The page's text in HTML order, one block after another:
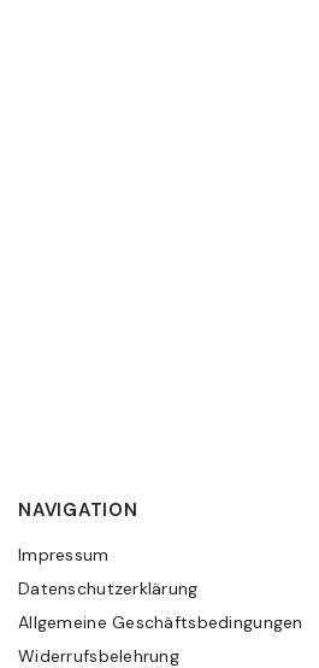
NAVIGATION
Impressum
Datenschutzerklärung
Allgemeine Geschäftsbedingungen
Widerrufsbelehrung